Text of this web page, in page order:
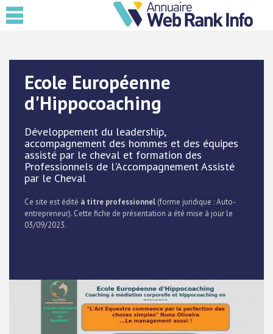
Ecole Européenne
d'Hippocoaching
Développement du leadership,
accompagnement des hommes et des équipes
assisté par le cheval et formation des
Professionnels de l'Accompagnement Assisté
par le Cheval
Ce site est édité à titre professionnel (forme juridique : Auto-
entrepreneur). Cette fiche de présentation a été mise à jour le
03/09/2023.